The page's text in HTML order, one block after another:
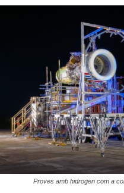
Proves amb hidrogen com a